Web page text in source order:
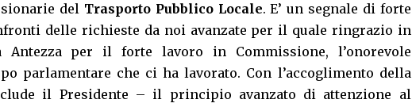
del Trasporto Pubblico Locale. E’ un segnale di forte
delle richieste da noi avanzate per il quale ringrazio in
Antezza per il forte lavoro in Commissione, l’onorevole
parlamentare che ci ha lavorato. Con l’accoglimento della
il Presidente – il principio avanzato di attenzione al